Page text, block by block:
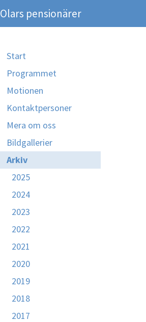
Olars pensionärer
Start
Programmet
Motionen
Kontaktpersoner
Mera om oss
Bildgallerier
Arkiv
2025
2024
2023
2022
2021
2020
2019
2018
2017